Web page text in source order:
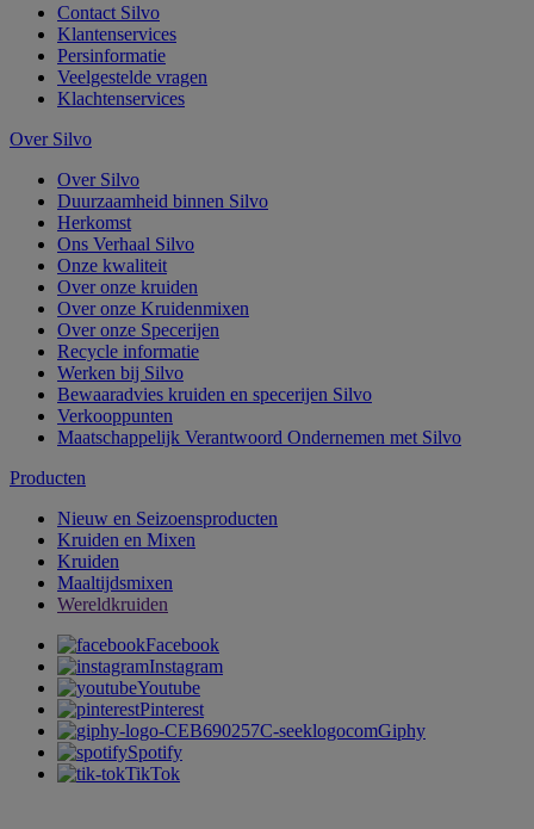
Contact Silvo
Klantenservices
Persinformatie
Veelgestelde vragen
Klachtenservices
Over Silvo
Over Silvo
Duurzaamheid binnen Silvo
Herkomst
Ons Verhaal Silvo
Onze kwaliteit
Over onze kruiden
Over onze Kruidenmixen
Over onze Specerijen
Recycle informatie
Werken bij Silvo
Bewaaradvies kruiden en specerijen Silvo
Verkooppunten
Maatschappelijk Verantwoord Ondernemen met Silvo
Producten
Nieuw en Seizoensproducten
Kruiden en Mixen
Kruiden
Maaltijdsmixen
Wereldkruiden
Facebook
Instagram
Youtube
Pinterest
Giphy
Spotify
TikTok